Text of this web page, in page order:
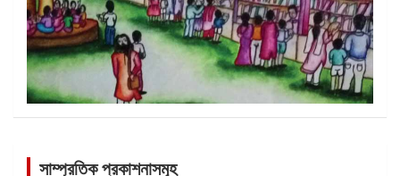
সাম্প্রতিক প্রকাশনাসমূহ